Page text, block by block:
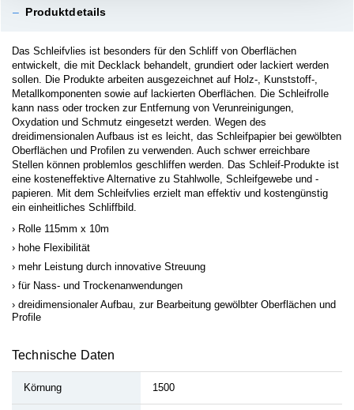
– Produktdetails
Das Schleifvlies ist besonders für den Schliff von Oberflächen
entwickelt, die mit Decklack behandelt, grundiert oder lackiert werden
sollen. Die Produkte arbeiten ausgezeichnet auf Holz-, Kunststoff-,
Metallkomponenten sowie auf lackierten Oberflächen. Die Schleifrolle
kann nass oder trocken zur Entfernung von Verunreinigungen,
Oxydation und Schmutz eingesetzt werden. Wegen des
dreidimensionalen Aufbaus ist es leicht, das Schleifpapier bei gewölbten
Oberflächen und Profilen zu verwenden. Auch schwer erreichbare
Stellen können problemlos geschliffen werden. Das Schleif-Produkte ist
eine kosteneffektive Alternative zu Stahlwolle, Schleifgewebe und -
papieren. Mit dem Schleifvlies erzielt man effektiv und kostengünstig
ein einheitliches Schliffbild.
Rolle 115mm x 10m
hohe Flexibilität
mehr Leistung durch innovative Streuung
für Nass- und Trockenanwendungen
dreidimensionaler Aufbau, zur Bearbeitung gewölbter Oberflächen und
Profile
Technische Daten
Körnung 1500